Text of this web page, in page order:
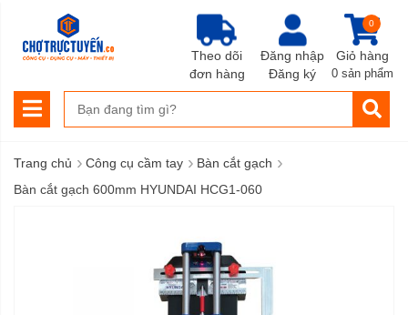
Đăng nhập
Đăng ký
Giỏ hàng
0
0 sản phẩm
Theo dõi
đơn hàng
Trang chủ › Công cụ cầm tay › Bàn cắt gạch ›
Bàn cắt gạch 600mm HYUNDAI HCG1-060